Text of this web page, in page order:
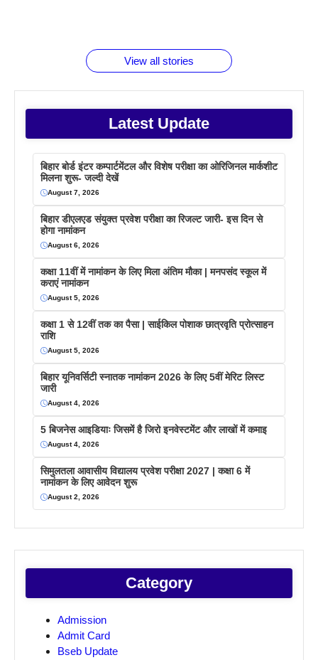
View all stories
Latest Update
बिहार बोर्ड इंटर कम्पार्टमेंटल और विशेष परीक्षा का ओरिजिनल मार्कशीट
मिलना शुरू- जल्दी देखें
August 7, 2026
बिहार डीएलएड संयुक्त प्रवेश परीक्षा का रिजल्ट जारी- इस दिन से
होगा नामांकन
August 6, 2026
कक्षा 11वीं में नामांकन के लिए मिला अंतिम मौका | मनपसंद स्कूल में
कराएं नामांकन
August 5, 2026
कक्षा 1 से 12वीं तक का पैसा | साईकिल पोशाक छात्रवृति प्रोत्साहन
राशि
August 5, 2026
बिहार यूनिवर्सिटी स्नातक नामांकन 2026 के लिए 5वीं मेरिट लिस्ट
जारी
August 4, 2026
5 बिजनेस आइडियाः जिसमें है जिरो इनवेस्टमेंट और लाखों में कमाइ
August 4, 2026
सिमुलतला आवासीय विद्यालय प्रवेश परीक्षा 2027 | कक्षा 6 में
नामांकन के लिए आवेदन शुरू
August 2, 2026
Category
Admission
Admit Card
Bseb Update